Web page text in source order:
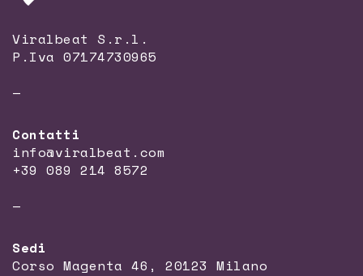
Viralbeat S.r.l.
P.Iva 07174730965
—
Contatti
info@viralbeat.com
+39 089 214 8572
—
Sedi
Corso Magenta 46, 20123 Milano